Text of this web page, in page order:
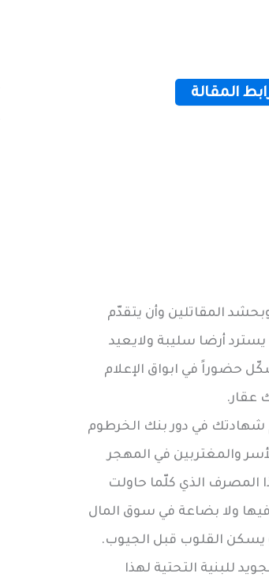
المقالة
المقاتلين وأن يتقدّم
أرضا سليبة ولايعيد
حضوراً في ابواق الإعلام
عقار.
شهادتك في دور بنك الخرطوم
والمغتربين في المهجر
المصرف الذي كلّما حاولت
ولا بضاعة في سوق المال
يسكن القلوب قبل الجيوب.
للبنية التحتية لهذا